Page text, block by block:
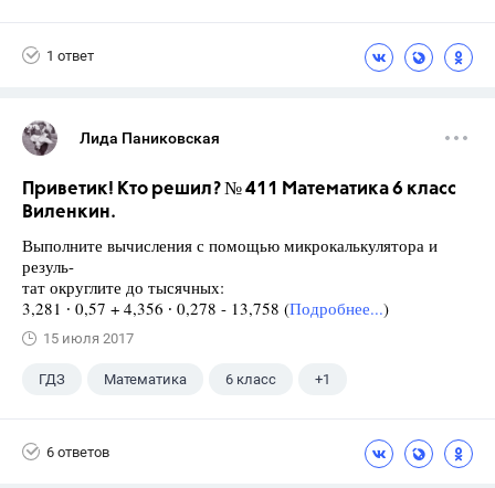
1 ответ
Лида Паниковская
Приветик! Кто решил? № 411 Математика 6 класс
Виленкин.
Выполните вычисления с помощью микрокалькулятора и
резуль-
тат округлите до тысячных:
3,281 ∙ 0,57 + 4,356 ∙ 0,278 - 13,758 (Подробнее...)
15 июля 2017
ГДЗ Математика 6 класс +1
6 ответов